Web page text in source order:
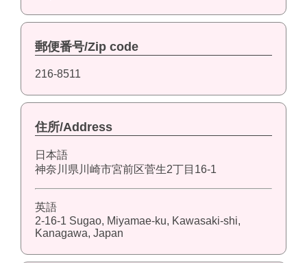
郵便番号/Zip code
216-8511
住所/Address
日本語
神奈川県川崎市宮前区菅生2丁目16-1
英語
2-16-1 Sugao, Miyamae-ku, Kawasaki-shi,
Kanagawa, Japan